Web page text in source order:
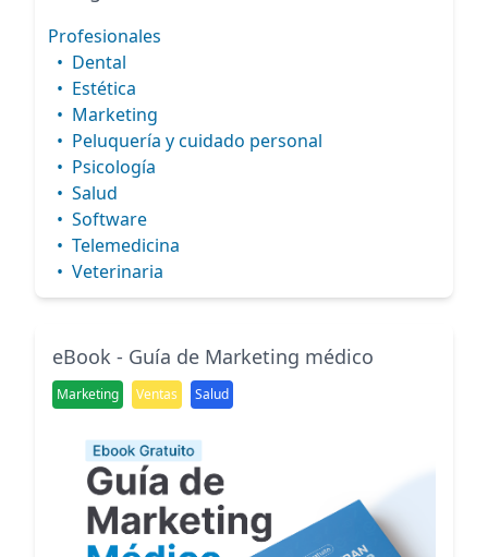
Profesionales
• Dental
• Estética
• Marketing
• Peluquería y cuidado personal
• Psicología
• Salud
• Software
• Telemedicina
• Veterinaria
eBook - Guía de Marketing médico
Marketing Ventas Salud